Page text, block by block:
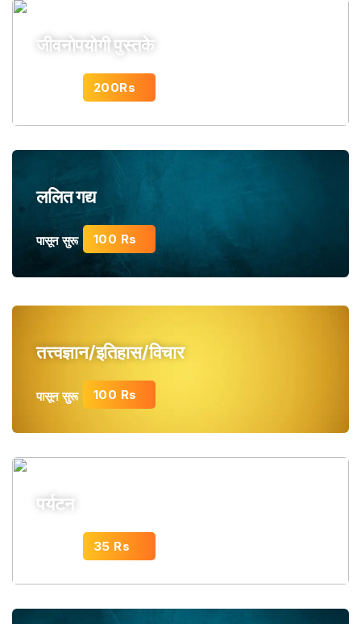
जीवनोपयोगी पुस्तके
200Rs
ललित गद्य
पासून सुरू 100 Rs
तत्त्वज्ञान/इतिहास/विचार
पासून सुरू 100 Rs
पर्यटन
35 Rs